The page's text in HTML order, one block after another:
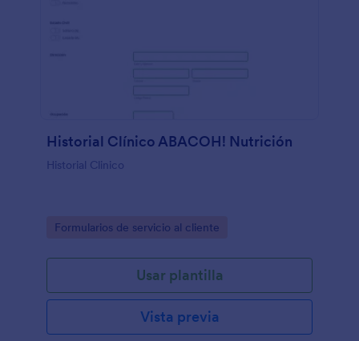
Historial Clínico ABACOH! Nutrición
Historial Clinico
Go to Category:
Formularios de servicio al cliente
Usar plantilla
Vista previa